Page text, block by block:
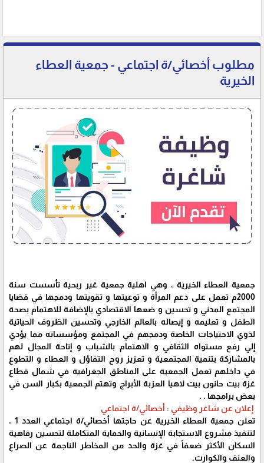
مطلوب أخصائي/ة اجتماعي - جمعية العطاء
الخيرية
جمعية العطاء الخيرية ، وهي اهلية جمعية غير ربحية تأسست سنة
2000م تعمل على دعم المرأة و توعيتها و تقويتها ودمجها في قضايا
المجتمع المدني و تحسين و ضعها الاقتصادي بالإضافة للاهتمام بصحة
الطفل و تعليمه و إيصاله بالعالم الخارجي وتحسين الظروف الحياتية
لذوي الاحتياجات الخاصة ودمجهم في المجتمع ومؤسساته مما يؤدي
إلي رفع مستواه الثقافي و الاهتمام بالشباب و إتاحة المجال لهم
بالمشاركة بتنمية المجتمعية و تعزيز روح التفاؤل و العطاء و التطوع
في داخلهم تعمل الجمعية على المناطق الجغرافية في شمال قطاع
غزة بيت حانون بيت لاهيا العزبة الأبراج وتهتم الجمعية بكبار السن في
بعض برامجها . .
إعلان عن شاغر وظيفي : أخصائي/ة اجتماعي
تعلن جمعية العطاء الخيرية عن حاجتها أخصائي/ة اجتماعي العدد 1 ،
لتنفيذ مشروع الاستجابة الإنسانية والحماية المتكاملة لتحسين رفاهية
السكان الأكثر ضعفاً في غزة والحد من المخاطر الناجمة عن الصراع
والعنف والكوارث.